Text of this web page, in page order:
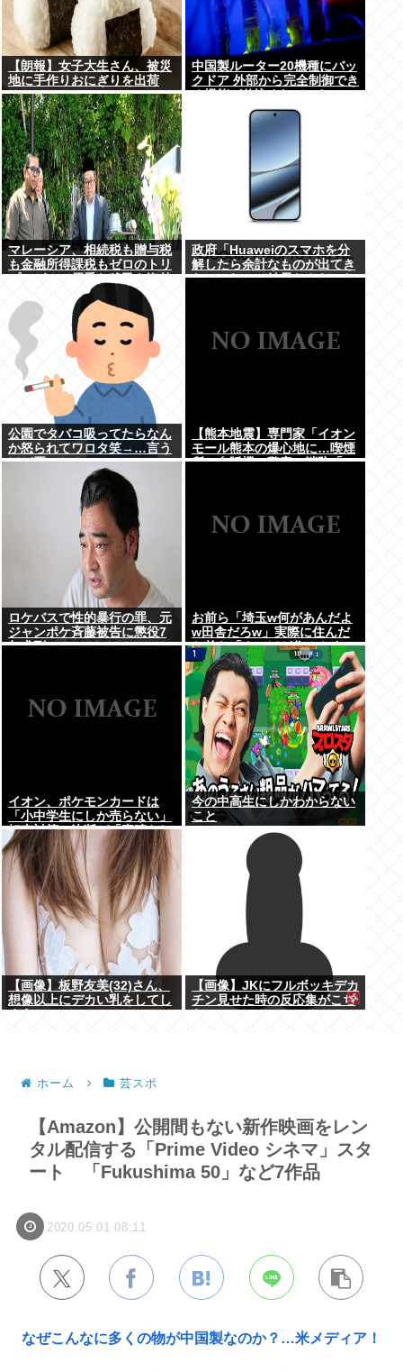
【朗報】女子大生さん、被災
地に手作りおにぎりを出荷
中国製ルーター20機種にバッ
クドア 外部から完全制御でき
マレーシア、相続税も贈与税
も金融所得課税もゼロのトリ
プルゼロで優秀な移民を海外
から集めてしまう…
政府「Huaweiのスマホを分
解したら余計なものが出てき
た」これって結局なんだった
公園でタバコ吸ってたらなん
か怒られてワロタ笑→…言う
ほど悪いか？
【熊本地震】専門家「イオン
モール熊本の爆心地に…喫煙
所と自販機」警察・消防「」
ロケバスで性的暴行の罪、元
ジャンポケ斉藤被告に懲役7
年求刑⇒！
お前ら「埼玉w何があんだよ
w田舎だろw」実際に住んだ
お前ら「クソほど住みやすい
困ることねえじゃん」
イオン、ポケモンカードは
「小中学生にしか売らない」
転売対策の決断が「素晴らし
い」
今の中高生にしかわからない
こと
【画像】板野友美(32)さん、
想像以上にデカい乳をしてし
【画像】JKにフルボッキデカ
チン見せた時の反応集がこち
ホーム 芸スポ
【Amazon】公開間もない新作映画をレン
タル配信する「Prime Video シネマ」スタ
ート 「Fukushima 50」など7作品
2020.05.01 08:11
なぜこんなに多くの物が中国製なのか？…米メディア！